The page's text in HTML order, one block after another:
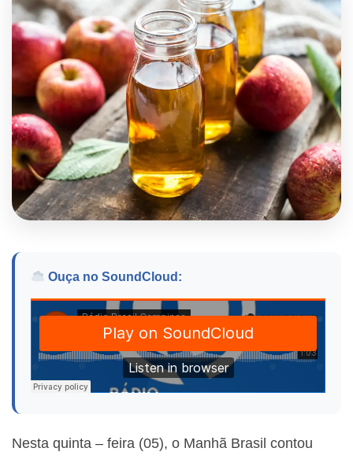
Ouça no SoundCloud:
Nesta quinta – feira (05), o Manhã Brasil contou